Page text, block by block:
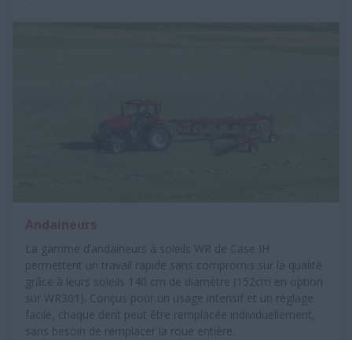
La gamme d’andaineurs à soleils WR de Case IH
permettent un travail rapide sans compromis sur la qualité
grâce à leurs soleils 140 cm de diamètre (152cm en option
sur WR301). Conçus pour un usage intensif et un réglage
facile, chaque dent peut être remplacée individuellement,
sans besoin de remplacer la roue entière.